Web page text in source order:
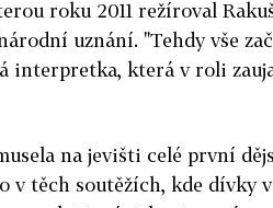
roku 2011 režíroval
uznání. "Tehdy vše
interpretka, která v roli
na jevišti celé první
v těch soutěžích, kde dívky